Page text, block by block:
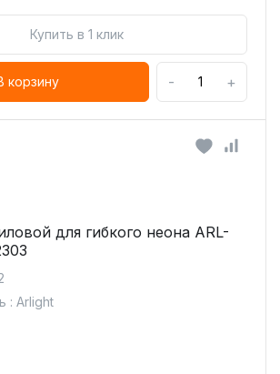
Купить в 1 клик
корзину - +
для гибкого неона ARL-
: Arlight